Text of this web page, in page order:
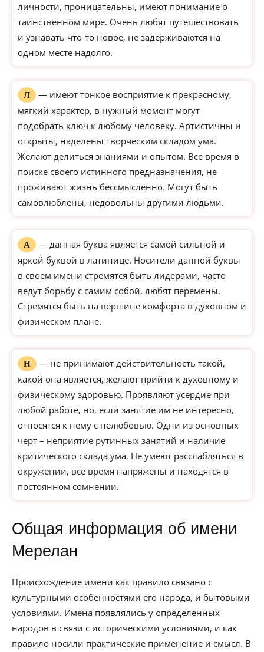
личности, проницательны, имеют понимание о
таинственном мире. Очень любят путешествовать
и узнавать что-то новое, не задерживаются на
одном месте надолго.
Л
— имеют тонкое восприятие к прекрасному,
мягкий характер, в нужный момент могут
подобрать ключ к любому человеку. Артистичны и
открыты, наделены творческим складом ума.
Желают делиться знаниями и опытом. Все время в
поиске своего истинного предназначения, не
проживают жизнь бессмысленно. Могут быть
самовлюблены, недовольны другими людьми.
А
— данная буква является самой сильной и
яркой буквой в латинице. Носители данной буквы
в своем имени стремятся быть лидерами, часто
ведут борьбу с самим собой, любят перемены.
Стремятся быть на вершине комфорта в духовном и
физическом плане.
Н
— не принимают действительность такой,
какой она является, желают прийти к духовному и
физическому здоровью. Проявляют усердие при
любой работе, но, если занятие им не интересно,
относятся к нему с нелюбовью. Одни из основных
черт – неприятие рутинных занятий и наличие
критического склада ума. Не умеют расслабляться в
окружении, все время напряжены и находятся в
постоянном сомнении.
Общая информация об имени
Мерелан
Происхождение имени как правило связано с
культурными особенностями его народа, и бытовыми
условиями. Имена появлялись у определенных
народов в связи с историческими условиями, и как
правило носили практические применение и смысл. В